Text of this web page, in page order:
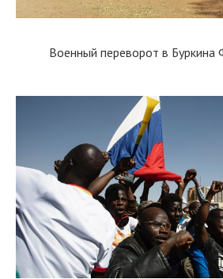
Военный переворот в Буркина